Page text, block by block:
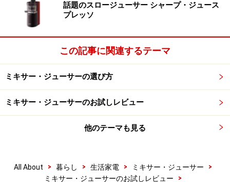
ジュースと絞りカスが別々に出てくるので
活用しやすい
食材を投入すると、ジュースと絞りカスが別々の口から出て
くるのが特徴的
スロージューサーは、絞りカスがジュースと違う口から
出てくるのが特徴。ジュースを作った後に残る絞りカス
理に使うのが賢い活用法です。従来のジューサーは、絞
りカスは内部のメッシ部分に張りついて残るため、それ
話題のスロージューサー シャープ・ジュース
プレッソ
この記事に関連するテーマ
ミキサー・ジューサーの選び方
ミキサー・ジューサーのお試しレビュー
他のテーマも見る
All About > 暮らし > 生活家電 > ミキサー・ジューサー
>
ミキサー・ジューサーのお試しレビュー
>